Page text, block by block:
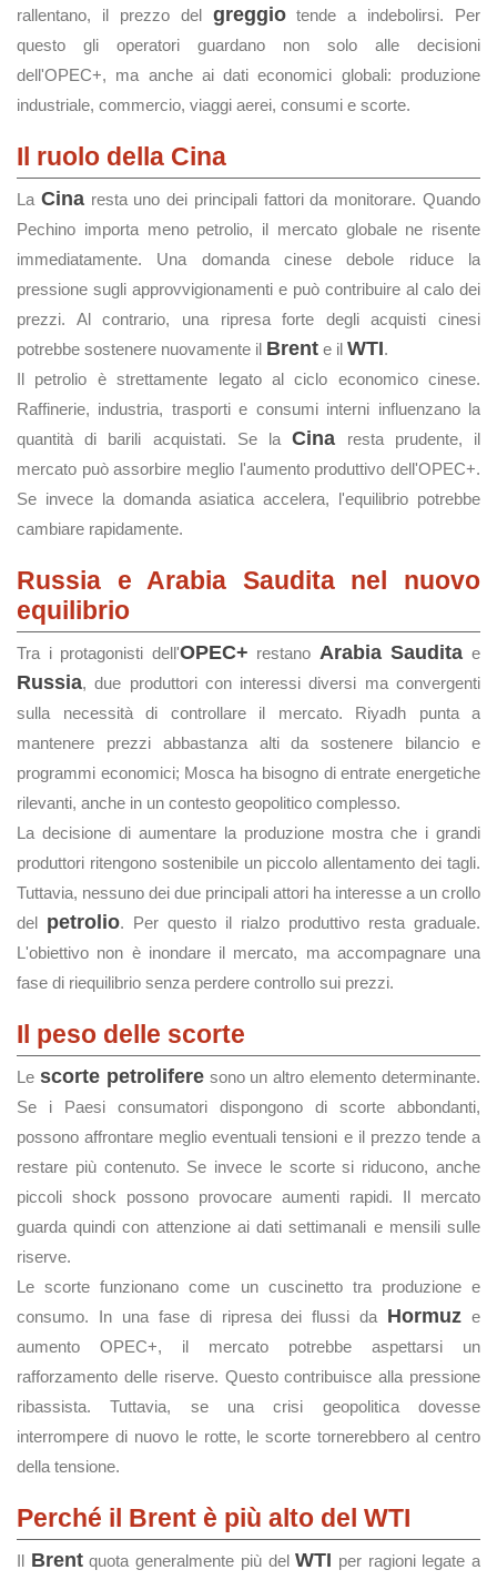
rallentano, il prezzo del greggiotende a indebolirsi. Per
questo gli operatori guardano non solo alle decisioni
dell'OPEC+, ma anche ai dati economici globali: produzione
industriale, commercio, viaggi aerei, consumi e scorte.
Il ruolo della Cina
La Cinaresta uno dei principali fattori da monitorare. Quando
Pechino importa meno petrolio, il mercato globale ne risente
immediatamente. Una domanda cinese debole riduce la
pressione sugli approvvigionamenti e può contribuire al calo dei
prezzi. Al contrario, una ripresa forte degli acquisti cinesi
potrebbe sostenere nuovamente il Brent e il WTI.
Il petrolio è strettamente legato al ciclo economico cinese.
Raffinerie, industria, trasporti e consumi interni influenzano la
quantità di barili acquistati. Se laCina resta prudente, il
mercato può assorbire meglio l'aumento produttivo dell'OPEC+.
Se invece la domanda asiatica accelera, l'equilibrio potrebbe
cambiare rapidamente.
Russia e Arabia Saudita nel nuovo
equilibrio
Tra i protagonisti dell'OPEC+ restano Arabia Saudita e
Russia, due produttori con interessi diversi ma convergenti
sulla necessità di controllare il mercato. Riyadh punta a
mantenere prezzi abbastanza alti da sostenere bilancio e
programmi economici; Mosca ha bisogno di entrate energetiche
rilevanti, anche in un contesto geopolitico complesso.
La decisione di aumentare la produzione mostra che i grandi
produttori ritengono sostenibile un piccolo allentamento dei tagli.
Tuttavia, nessuno dei due principali attori ha interesse a un crollo
del petrolio. Per questo il rialzo produttivo resta graduale.
L'obiettivo non è inondare il mercato, ma accompagnare una
fase di riequilibrio senza perdere controllo sui prezzi.
Il peso delle scorte
Le scorte petroliferesono un altro elemento determinante.
Se i Paesi consumatori dispongono di scorte abbondanti,
possono affrontare meglio eventuali tensioni e il prezzo tende a
restare più contenuto. Se invece le scorte si riducono, anche
piccoli shock possono provocare aumenti rapidi. Il mercato
guarda quindi con attenzione ai dati settimanali e mensili sulle
riserve.
Le scorte funzionano come un cuscinetto tra produzione e
consumo. In una fase di ripresa dei flussi da Hormuz e
aumento OPEC+, il mercato potrebbe aspettarsi un
rafforzamento delle riserve. Questo contribuisce alla pressione
ribassista. Tuttavia, se una crisi geopolitica dovesse
interrompere di nuovo le rotte, le scorte tornerebbero al centro
della tensione.
Perché il Brent è più alto del WTI
Il Brentquota generalmente più delWTI per ragioni legate a